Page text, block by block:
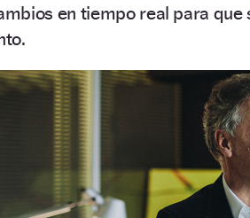
en tiempo real para que